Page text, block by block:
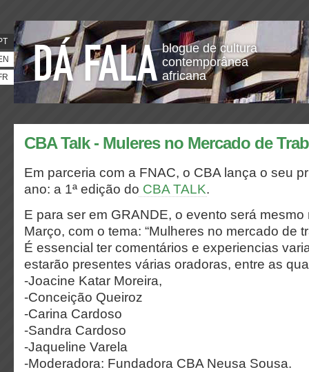
blogue de cultura
contemporânea
africana
CBA Talk - Muleres no Mercado de
Em parceria com a FNAC, o CBA lança o seu
ano: a 1ª edição do CBA TALK.
E para ser em GRANDE, o evento será mesmo
Março, com o tema: “Mulheres no mercado de
É essencial ter comentários e experiencias
estarão presentes várias oradoras, entre as
-Joacine Katar Moreira,
-Conceição Queiroz
-Carina Cardoso
-Sandra Cardoso
-Jaqueline Varela
-Moderadora: Fundadora CBA Neusa Sousa.